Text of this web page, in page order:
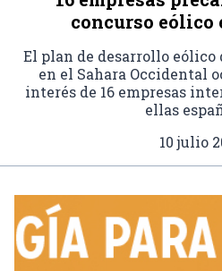
concurso eólico
El plan de desarrollo
en el Sahara Occidental
interés de 16 empresas
ellas
10 julio